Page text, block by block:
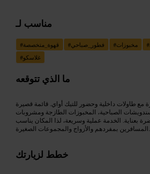
مناسب لـ
#قهوة_متخصصة #فطور_صباحي #مخبوزات #
#غلاسكو
ما الذي تتوقعه
طاولات داخلية وحضور للتيك أواي. قائمة قصيرة
الصباحية، المخبوزات الطازجة ومشروبات
بعناية. الخدمة عملية وسريعة، لذا المكان يناسب
المسافرين بمفردهم والأزواج والمجموعات الصغيرة.
خطط لزيارتك